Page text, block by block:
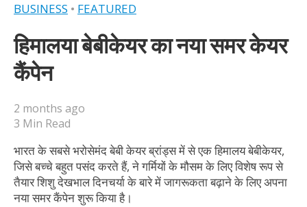
BUSINESS • FEATURED
हिमालया बेबीकेयर का नया समर केयर
कैंपेन
2 months ago
3 Min Read
भारत के सबसे भरोसेमंद बेबी केयर ब्रांड्स में से एक हिमालय बेबीकेयर,
जिसे बच्चे बहुत पसंद करते हैं, ने गर्मियों के मौसम के लिए विशेष रूप से
तैयार शिशु देखभाल दिनचर्या के बारे में जागरूकता बढ़ाने के लिए अपना
नया समर कैंपेन शुरू किया है।